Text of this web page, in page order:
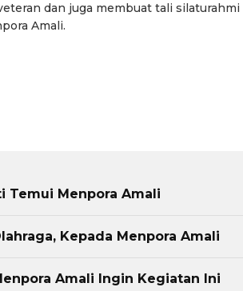
dan juga membuat tali silaturahmi
Amali.
Temui Menpora Amali
Kepada Menpora Amali
Amali Ingin Kegiatan Ini